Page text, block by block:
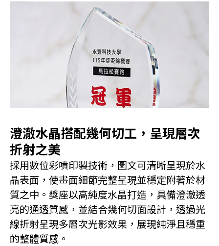
澄澈水晶搭配幾何切工，呈現層次
折射之美
採用數位彩噴印製技術，圖文可清晰呈現於水
晶表面，使畫面細節完整呈現並穩定附著於材
質之中。獎座以高純度水晶打造，具備澄澈透
亮的通透質感，並結合幾何切面設計，透過光
線折射呈現多層次光影效果，展現純淨且穩重
的整體質感。